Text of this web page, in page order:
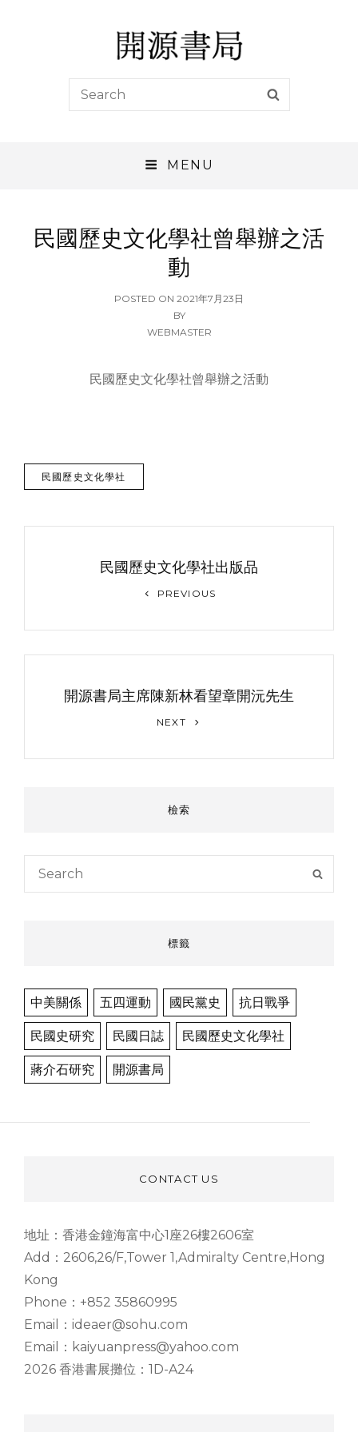
開源書局
開源書局出版有限公司
Search
for:
MENU
民國歷史文化學社曾舉辦之活
動
POSTED ON POSTED
ON
2021年7月23日
BY
WEBMASTER
民國歷史文化學社曾舉辦之活動
TAGS民國歷史文化學社
民國歷史文化學社出版品
PREVIOUS
開源書局主席陳新林看望章開沅先生
NEXT
檢索
Search
標籤
中美關係 五四運動 國民黨史 抗日戰爭
民國史研究 民國日誌 民國歷史文化學社
蔣介石研究 開源書局
CONTACT US
地址：香港金鐘海富中心1座26樓2606室
Add：2606,26/F,Tower 1,Admiralty Centre,Hong
Kong
Phone：+852 35860995
Email：ideaer@sohu.com
Email：kaiyuanpress@yahoo.com
2026 香港書展攤位：1D-A24